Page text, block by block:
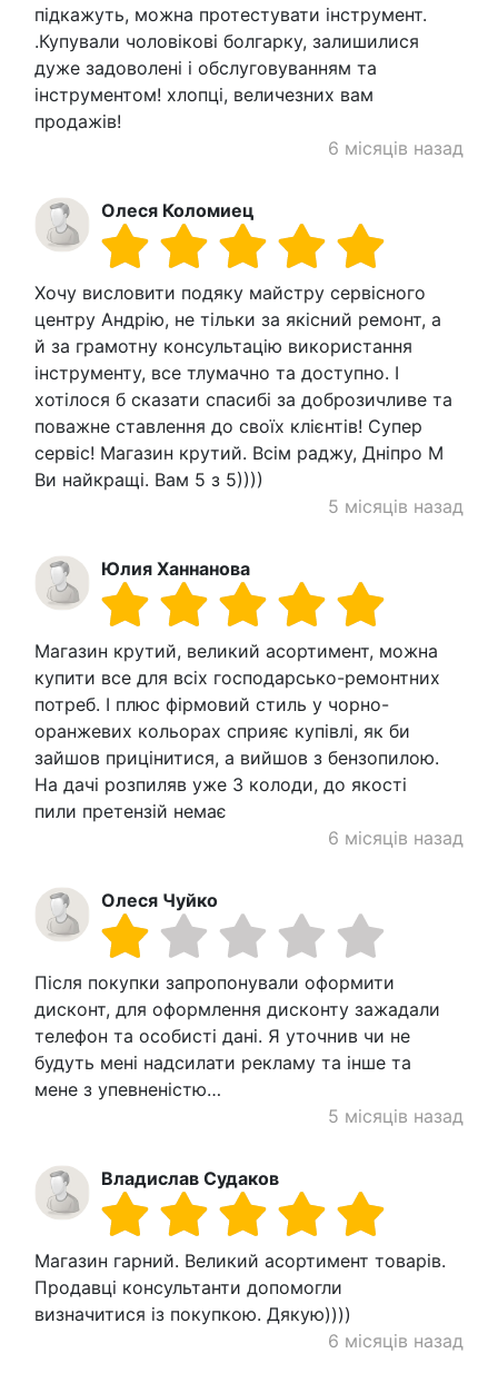
підкажуть, можна протестувати інструмент.
.Купували чоловікові болгарку, залишилися
дуже задоволені і обслуговуванням та
інструментом! хлопці, величезних вам
продажів!
6 місяців назад
Олеся Коломиец
Хочу висловити подяку майстру сервісного
центру Андрію, не тільки за якісний ремонт, а
й за грамотну консультацію використання
інструменту, все тлумачно та доступно. І
хотілося б сказати спасибі за доброзичливе та
поважне ставлення до своїх клієнтів! Супер
сервіс! Магазин крутий. Всім раджу, Дніпро М
Ви найкращі. Вам 5 з 5))))
5 місяців назад
Юлия Ханнанова
Магазин крутий, великий асортимент, можна
купити все для всіх господарсько-ремонтних
потреб. І плюс фірмовий стиль у чорно-
оранжевих кольорах сприяє купівлі, як би
зайшов прицінитися, а вийшов з бензопилою.
На дачі розпиляв уже 3 колоди, до якості
пили претензій немає
6 місяців назад
Олеся Чуйко
Після покупки запропонували оформити
дисконт, для оформлення дисконту зажадали
телефон та особисті дані. Я уточнив чи не
будуть мені надсилати рекламу та інше та
мене з упевненістю…
5 місяців назад
Владислав Судаков
Магазин гарний. Великий асортимент товарів.
Продавці консультанти допомогли
визначитися із покупкою. Дякую))))
6 місяців назад